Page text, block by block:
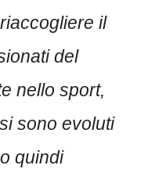
il
del
nello sport,
sono evoluti
quindi